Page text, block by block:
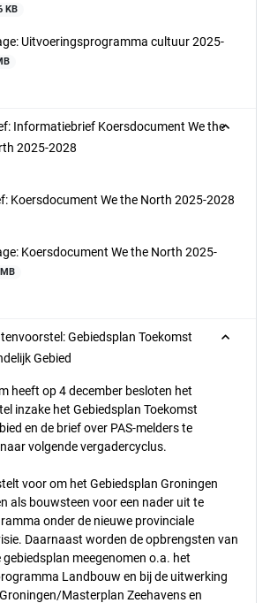
KB
Uitvoeringsprogramma cultuur 2025-
Informatiebrief Koersdocument We the
2025-2028
Koersdocument We the North 2025-2028
Koersdocument We the North 2025-
Gebiedsplan Toekomst
Gebied
heeft op 4 december besloten het
inzake het Gebiedsplan Toekomst
en de brief over PAS-melders te
volgende vergadercyclus.
voor om het Gebiedsplan Groningen
als bouwsteen voor een nader uit te
onder de nieuwe provinciale
Daarnaast worden de opbrengsten van
gebiedsplan meegenomen o.a. het
Landbouw en bij de uitwerking
Masterplan Zeehavens en